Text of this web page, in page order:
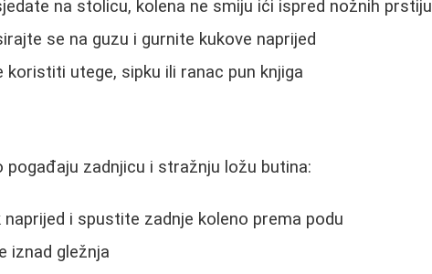
na stolicu, kolena ne smiju ići ispred nožnih prstiju
se na guzu i gurnite kukove naprijed
utege, sipku ili ranac pun knjiga
zadnjicu i stražnju ložu butina:
i spustite zadnje koleno prema podu
iznad gležnja